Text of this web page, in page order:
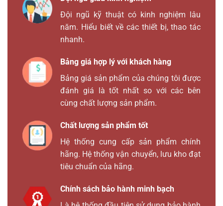
Đội ngũ kỹ thuật có kinh nghiệm lâu
năm. Hiểu biết về các thiết bị, thao tác
nhanh.
Bảng giá hợp lý với khách hàng
Bảng giá sản phẩm của chúng tôi được
đánh giá là tốt nhất so với các bên
cùng chất lượng sản phẩm.
Chất lượng sản phẩm tốt
Hệ thống cung cấp sản phẩm chính
hãng. Hệ thống vận chuyển, lưu kho đạt
tiêu chuẩn của hãng.
Chính sách bảo hành minh bạch